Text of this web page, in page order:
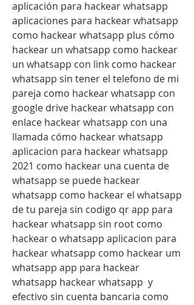
aplicación para hackear whatsapp
aplicaciones para hackear whatsapp
como hackear whatsapp plus cómo
hackear un whatsapp como hackear
un whatsapp con link como hackear
whatsapp sin tener el telefono de mi
pareja como hackear whatsapp con
google drive hackear whatsapp con
enlace hackear whatsapp con una
llamada cómo hackear whatsapp
aplicacion para hackear whatsapp
2021 como hackear una cuenta de
whatsapp se puede hackear
whatsapp como hackear el whatsapp
de tu pareja sin codigo qr app para
hackear whatsapp sin root como
hackear o whatsapp aplicacion para
hackear whatsapp como hackear um
whatsapp app para hackear
whatsapp hackear whatsapp  y
efectivo sin cuenta bancaria como